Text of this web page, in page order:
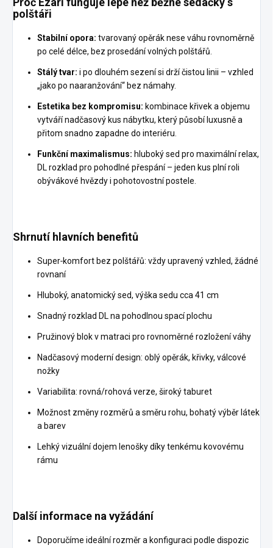
polštáři
Stabilní opora: tvarovaný opěrák nese váhu rovnoměrně
po celé délce, bez prosedání volných polštářů.
Stálý tvar: i po dlouhém sezení si drží čistou linii – vzhled
„jako po naaranžování“ bez námahy.
Estetika bez kompromisu: kombinace křivek a objemu
vytváří nadčasový kus nábytku, který působí luxusně a
přitom snadno zapadne do interiéru.
Funkční maximalismus: hluboký sed pro maximální relax,
DL rozklad pro pohodlné přespání – jeden kus plní roli
obývákové hvězdy i pohotovostní postele.
Shrnutí hlavních benefitů
Super‑komfort bez polštářů: vždy upravený vzhled, žádné
rovnaní
Hluboký, anatomický sed, výška sedu cca 41 cm
Snadný rozklad DL na pohodlnou spací plochu
Pružinový blok v matraci pro rovnoměrné rozložení váhy
Nadčasový moderní design: oblý opěrák, křivky, válcové
nožky
Variabilita: rovná/rohová verze, široký taburet
Možnost změny rozměrů a směru rohu, bohatý výběr látek
a barev
Lehký vizuální dojem lenošky díky tenkému kovovému
rámu
Další informace na vyžádání
Doporučíme ideální rozměr a konfiguraci podle dispozic